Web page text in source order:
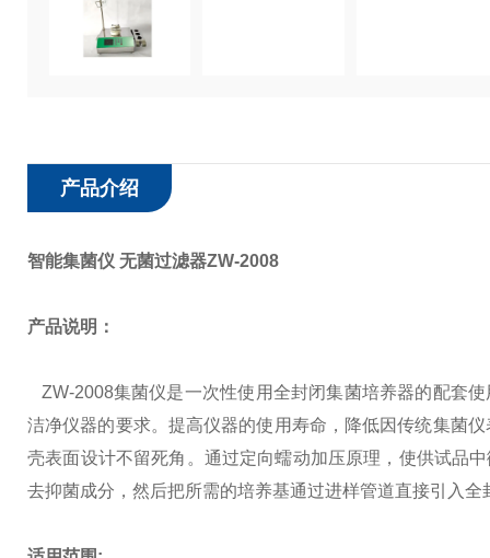
产品介绍
智能集菌仪 无菌过滤器ZW-2008
产品说明：
ZW-2008集菌仪是一次性使用全封闭集菌培养器的配套
洁净仪器的要求。提高仪器的使用寿命，降低因传统集菌
壳表面设计不留死角。通过定向蠕动加压原理，使供试品
去抑菌成分，然后把所需的培养基通过进样管道直接引入